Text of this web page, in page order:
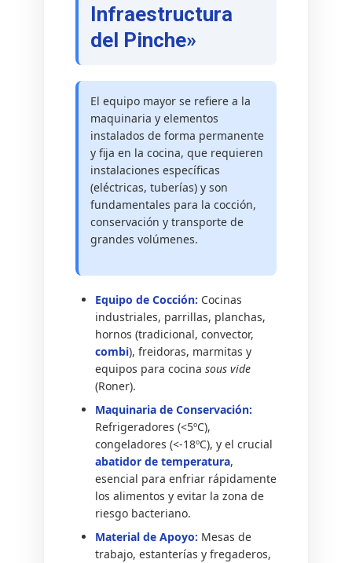
Infraestructura
del Pinche»
El equipo mayor se refiere a la
maquinaria y elementos
instalados de forma permanente
y fija en la cocina, que requieren
instalaciones específicas
(eléctricas, tuberías) y son
fundamentales para la cocción,
conservación y transporte de
grandes volúmenes.
Equipo de Cocción: Cocinas
industriales, parrillas, planchas,
hornos (tradicional, convector,
combi), freidoras, marmitas y
equipos para cocina sous vide
(Roner).
Maquinaria de Conservación:
Refrigeradores (<5ºC),
congeladores (<-18ºC), y el crucial
abatidor de temperatura,
esencial para enfriar rápidamente
los alimentos y evitar la zona de
riesgo bacteriano.
Material de Apoyo: Mesas de
trabajo, estanterías y fregaderos,